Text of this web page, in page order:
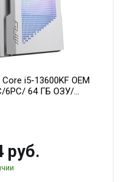
i5-13600KF OEM
6PC/ 64 ГБ ОЗУ/
8GB GDDR7 128bit
руб.